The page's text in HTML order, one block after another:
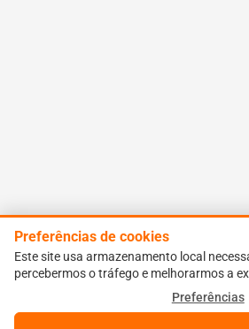
Preferências de cookies
Este site usa armazenamento local
percebermos o tráfego e melhorarmos a
Preferências